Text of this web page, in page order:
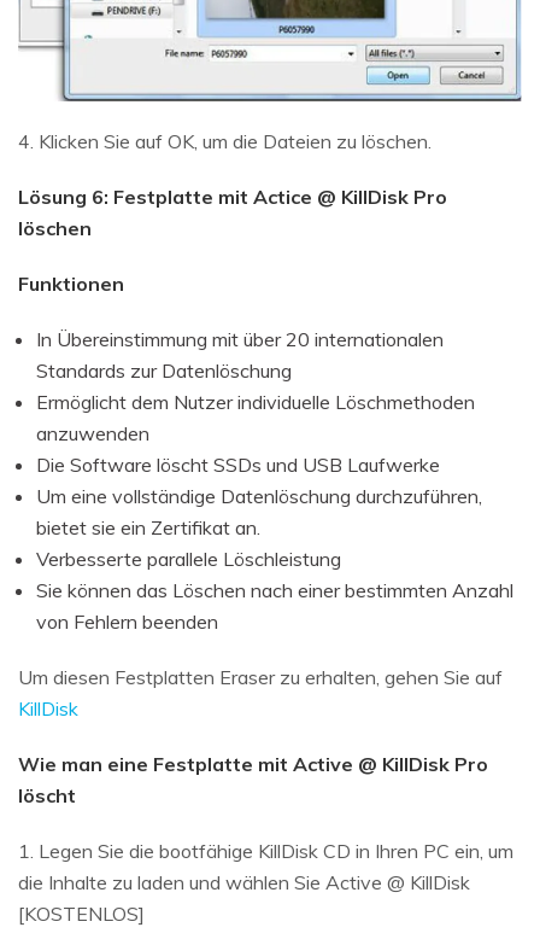
4. Klicken Sie auf OK, um die Dateien zu löschen.
Lösung 6: Festplatte mit Actice @ KillDisk Pro
löschen
Funktionen
In Übereinstimmung mit über 20 internationalen
Standards zur Datenlöschung
Ermöglicht dem Nutzer individuelle Löschmethoden
anzuwenden
Die Software löscht SSDs und USB Laufwerke
Um eine vollständige Datenlöschung durchzuführen,
bietet sie ein Zertifikat an.
Verbesserte parallele Löschleistung
Sie können das Löschen nach einer bestimmten Anzahl
von Fehlern beenden
Um diesen Festplatten Eraser zu erhalten, gehen Sie auf
KillDisk
Wie man eine Festplatte mit Active @ KillDisk Pro
löscht
1. Legen Sie die bootfähige KillDisk CD in Ihren PC ein, um
die Inhalte zu laden und wählen Sie Active @ KillDisk
[KOSTENLOS]